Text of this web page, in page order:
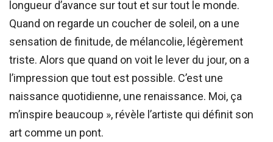
longueur d’avance sur tout et sur tout le monde.
Quand on regarde un coucher de soleil, on a une
sensation de finitude, de mélancolie, légèrement
triste. Alors que quand on voit le lever du jour, on a
l’impression que tout est possible. C’est une
naissance quotidienne, une renaissance. Moi, ça
m’inspire beaucoup », révèle l’artiste qui définit son
art comme un pont.